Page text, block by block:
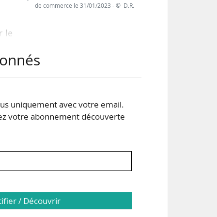
le
de commerce le 31/01/2023 - © D.R.
uniquement avec votre email.
votre abonnement découverte
/ Découvrir